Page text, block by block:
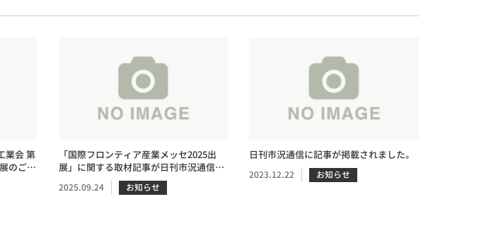
業会 第
のご案
「国際フロンティア産業メッセ2025出
展」に関する取材記事が日刊市況通信に
掲載されました
2025.09.24 お知らせ
日刊市況通信に記事が掲載されました。
2023.12.22 お知らせ